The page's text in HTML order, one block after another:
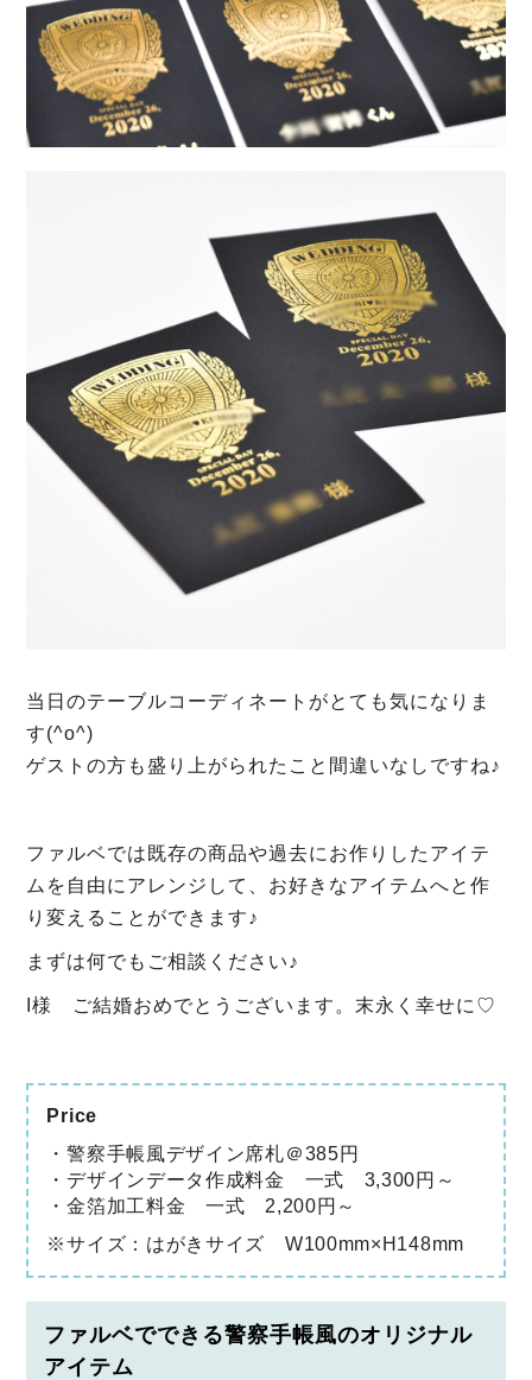
当日のテーブルコーディネートがとても気になりま
す(^o^)
ゲストの方も盛り上がられたこと間違いなしですね♪
ファルベでは既存の商品や過去にお作りしたアイテ
ムを自由にアレンジして、お好きなアイテムへと作
り変えることができます♪
まずは何でもご相談ください♪
I様 ご結婚おめでとうございます。末永く幸せに♡
Price
・警察手帳風デザイン席札＠385円
・デザインデータ作成料金 一式 3,300円～
・金箔加工料金 一式 2,200円～
※サイズ：はがきサイズ W100mm×H148mm
ファルベでできる警察手帳風のオリジナル
アイテム